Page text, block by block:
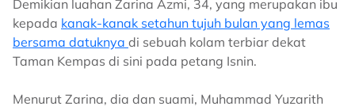
Demikian luahan Zarina Azmi, 34, yang merupakan ibu
kepada kanak-kanak setahun tujuh bulan yang lemas
bersama datuknya di sebuah kolam terbiar dekat
Taman Kempas di sini pada petang Isnin.
Menurut Zarina, dia dan suami, Muhammad Yuzarith